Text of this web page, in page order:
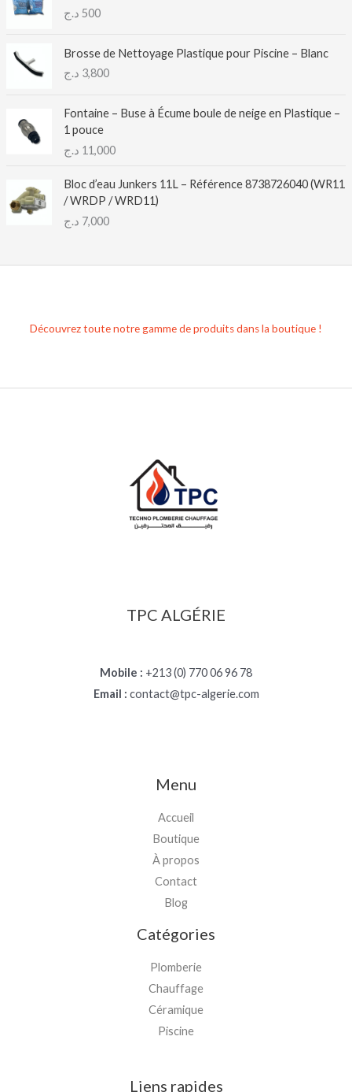
500 د.ج
Brosse de Nettoyage Plastique pour Piscine – Blanc
3,800 د.ج
Fontaine – Buse à Écume boule de neige en Plastique –
1 pouce
11,000 د.ج
Bloc d’eau Junkers 11L – Référence 8738726040 (WR11
/ WRDP / WRD11)
7,000 د.ج
Découvrez toute notre gamme de produits dans la boutique !
TPC ALGÉRIE
Mobile : +213 (0) 770 06 96 78
Email : contact@tpc-algerie.com
Menu
Accueil
Boutique
À propos
Contact
Blog
Catégories
Plomberie
Chauffage
Céramique
Piscine
Liens rapides